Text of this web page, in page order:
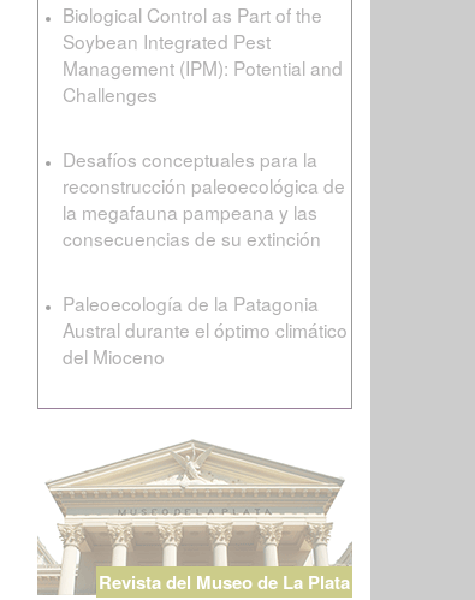
Biological Control as Part of the
Soybean Integrated Pest
Management (IPM): Potential and
Challenges
Desafíos conceptuales para la
reconstrucción paleoecológica de
la megafauna pampeana y las
consecuencias de su extinción
Paleoecología de la Patagonia
Austral durante el óptimo climático
del Mioceno
Revista del Museo de La Plata